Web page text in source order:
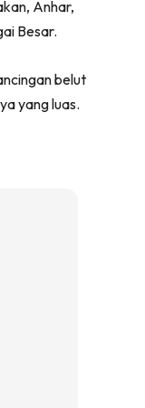
Anhar,
Besar.
belut
yang luas.